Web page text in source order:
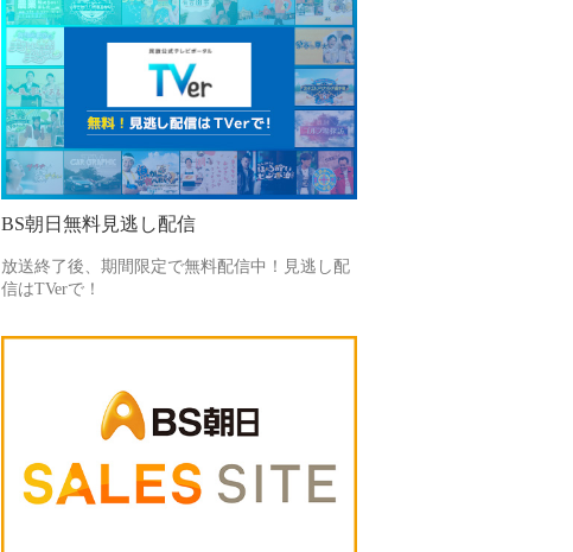
BS朝日無料見逃し配信
放送終了後、期間限定で無料配信中！見逃し配
信はTVerで！